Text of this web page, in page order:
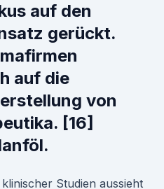
auf den
gerückt.
auf die
von
[16]
Studien aussieht